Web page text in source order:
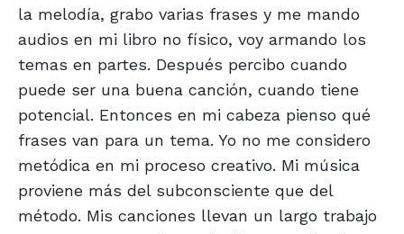
la melodía, grabo varias frases y me mando
audios en mi libro no físico, voy armando los
temas en partes. Después percibo cuando
puede ser una buena canción, cuando tiene
potencial. Entonces en mi cabeza pienso qué
frases van para un tema. Yo no me considero
metódica en mi proceso creativo. Mi música
proviene más del subconsciente que del
método. Mis canciones llevan un largo trabajo